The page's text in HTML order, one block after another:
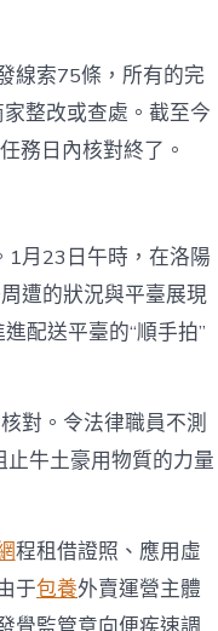
線索75條，所有的完
整改或查處。截至今
務日內核對終了。
1月23日午時，在洛陽
遭的狀況與平臺展現
配送平臺的“順手拍”
對。令法律職員不測
牛土豪用物質的力量
程租借證照、應用虛
于包養外賣運營主體